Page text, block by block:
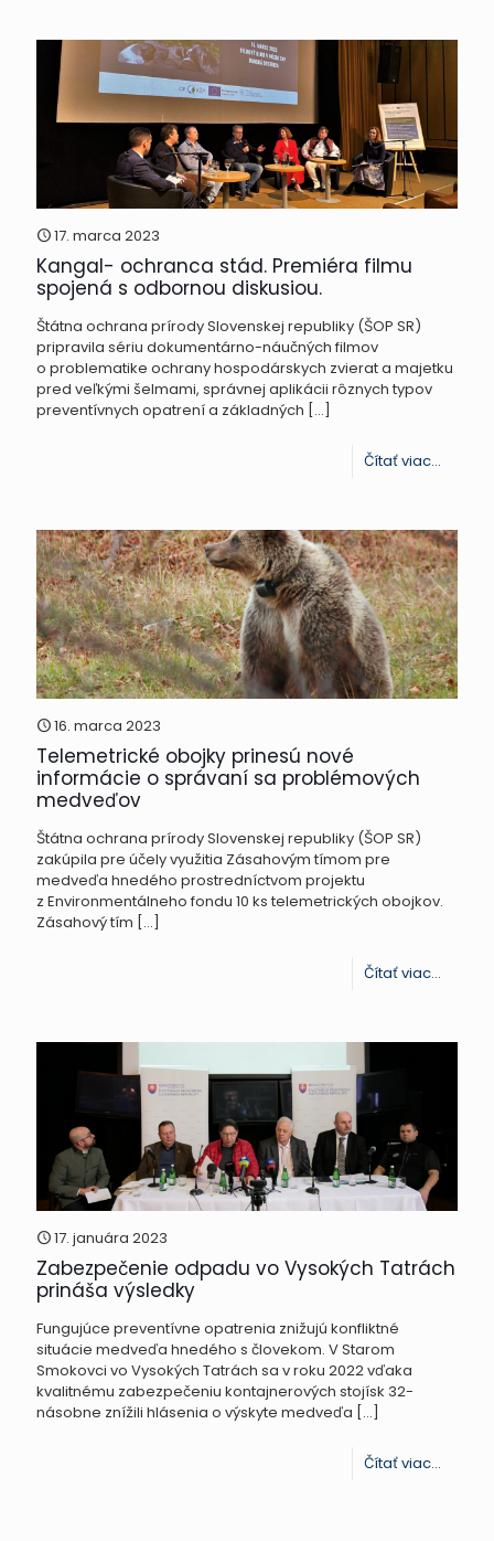
PRED
17. marca 2023
Kangal- ochranca stád. Premiéra filmu
spojená s odbornou diskusiou.
Štátna ochrana prírody Slovenskej republiky (ŠOP SR)
pripravila sériu dokumentárno-náučných filmov
o problematike ochrany hospodárskych zvierat a majetku
pred veľkými šelmami, správnej aplikácii rôznych typov
preventívnych opatrení a základných […]
Čítať viac...
stád.
filmu
s
16. marca 2023
Telemetrické obojky prinesú nové
informácie o správaní sa problémových
medveďov
Štátna ochrana prírody Slovenskej republiky (ŠOP SR)
zakúpila pre účely využitia Zásahovým tímom pre
medveďa hnedého prostredníctvom projektu
z Environmentálneho fondu 10 ks telemetrických obojkov.
Zásahový tím […]
Čítať viac...
obojky
o
17. januára 2023
Zabezpečenie odpadu vo Vysokých Tatrách
prináša výsledky
Fungujúce preventívne opatrenia znižujú konfliktné
situácie medveďa hnedého s človekom. V Starom
Smokovci vo Vysokých Tatrách sa v roku 2022 vďaka
kvalitnému zabezpečeniu kontajnerových stojísk 32-
násobne znížili hlásenia o výskyte medveďa […]
Čítať viac...